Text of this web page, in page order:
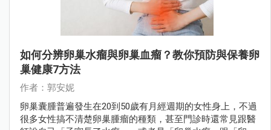
如何分辨卵巢水瘤與卵巢血瘤？教你預防與保養卵
巢健康7方法
作者：郭安妮
卵巢囊腫普遍發生在20到50歲有月經週期的女性身上，不過
很多女性搞不清楚卵巢腫瘤的種類，甚至門診時還常見跟醫